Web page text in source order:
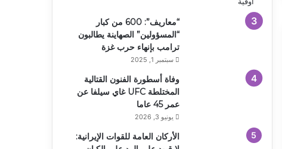
“معاريف”: 600 من كبار
“المسؤولين” الصهاينة يطالبون
ترامب بإنهاء حرب غزة
سبتمبر 1, 2025
وفاة أسطورة الفنون القتالية
المختلطة UFC غاي سيلفا عن
عمر 45 عاما
يونيو 3, 2026
الأركان العامة للقوات الإيرانية: